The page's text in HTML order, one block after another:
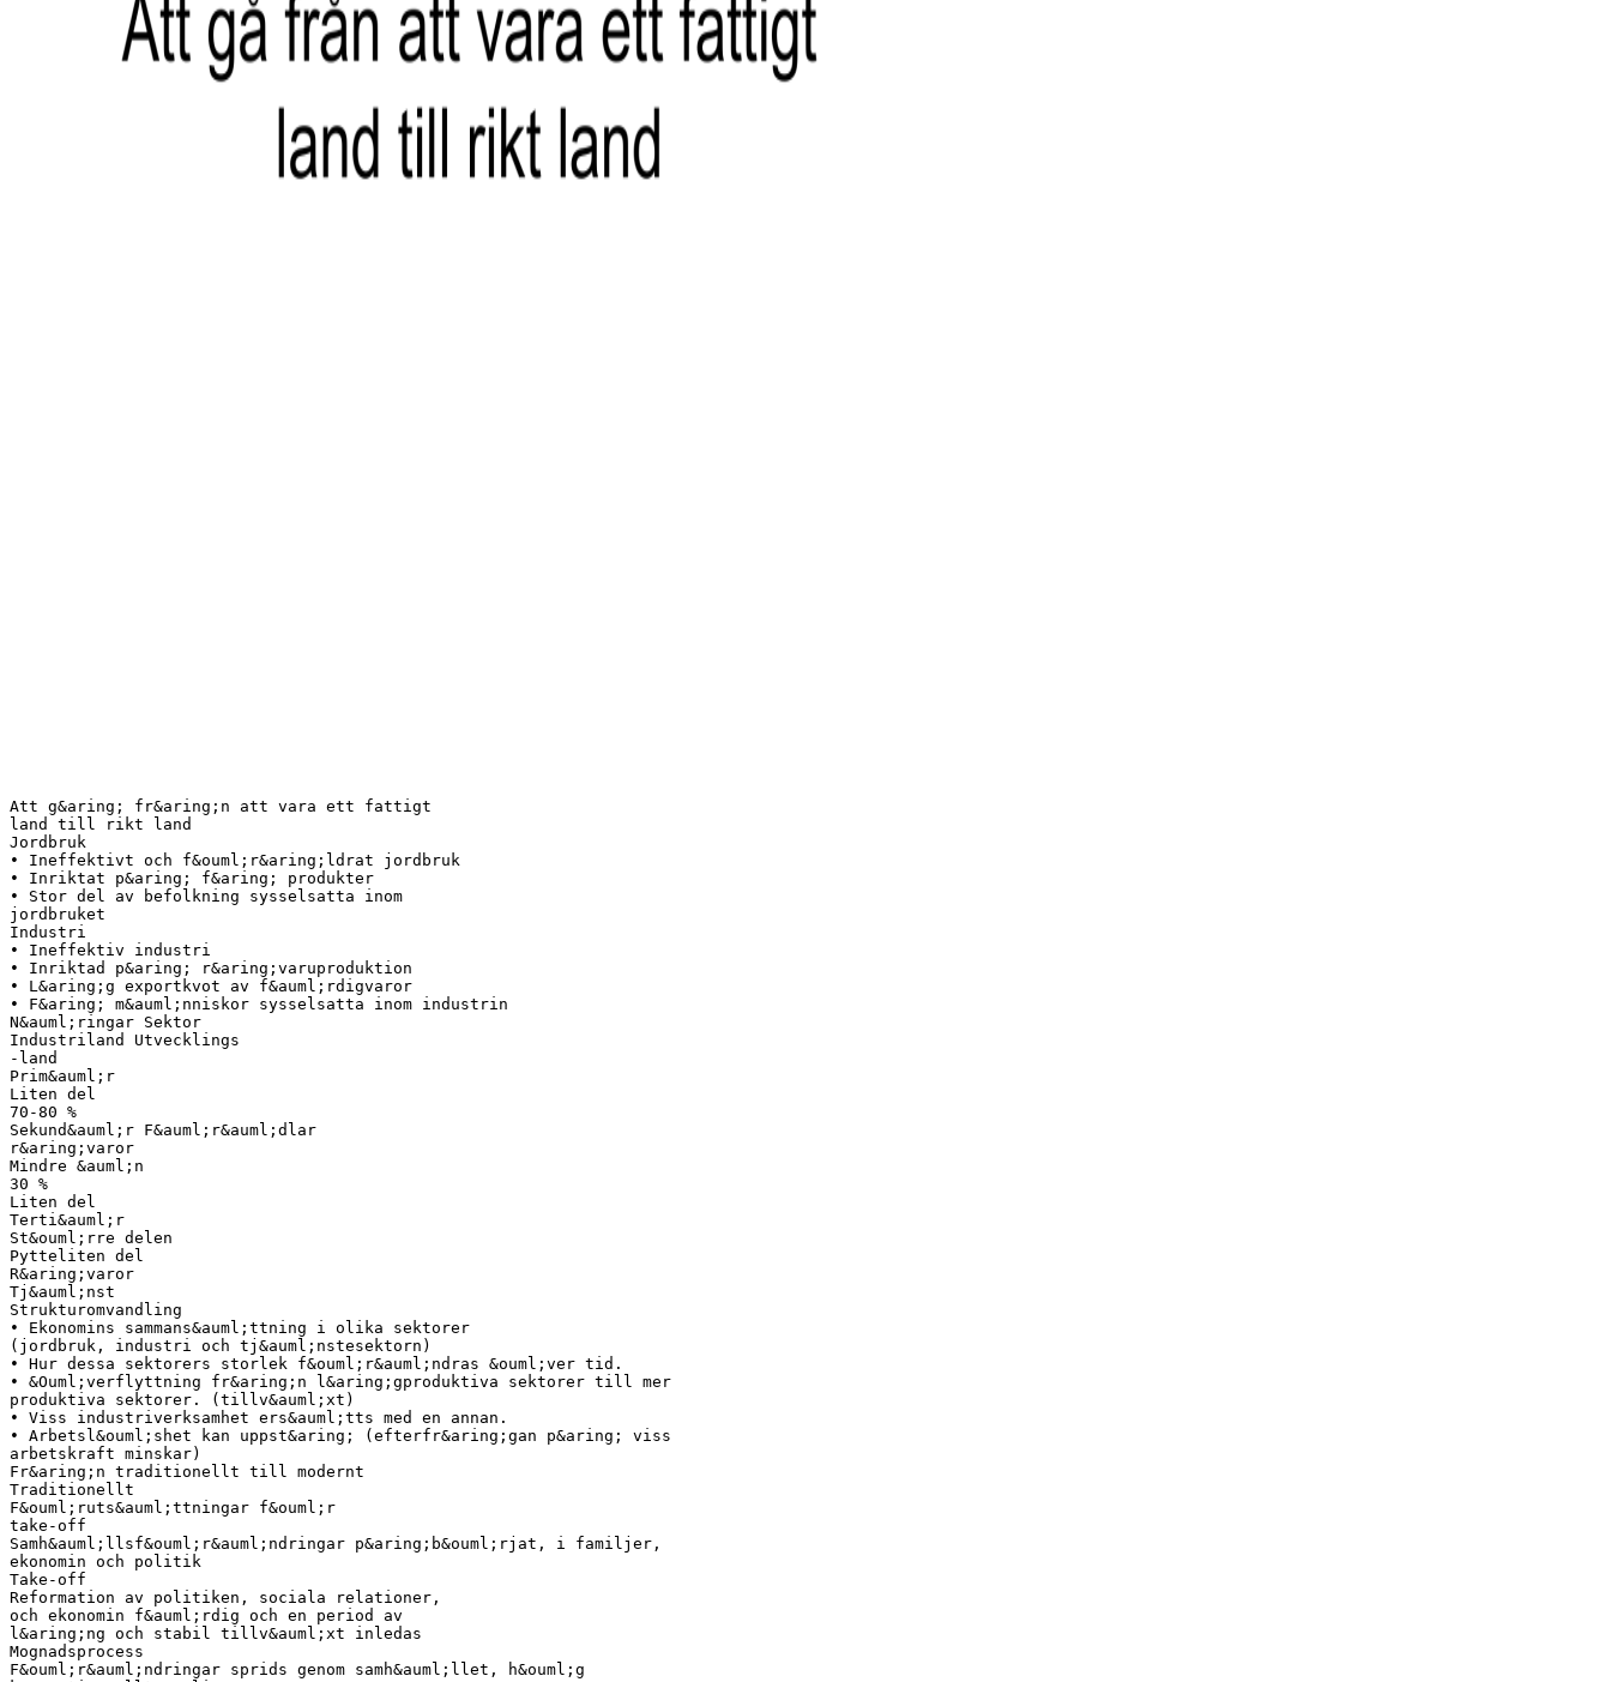
Att g&aring; fr&aring;n att vara ett fattigt
land till rikt land
Jordbruk
• Ineffektivt och f&ouml;r&aring;ldrat jordbruk
• Inriktat p&aring; f&aring; produkter
• Stor del av befolkning sysselsatta inom
jordbruket
Industri
• Ineffektiv industri
• Inriktad p&aring; r&aring;varuproduktion
• L&aring;g exportkvot av f&auml;rdigvaror
• F&aring; m&auml;nniskor sysselsatta inom industrin
N&auml;ringar Sektor
Industriland Utvecklings
-land
Prim&auml;r
Liten del
70-80 %
Sekund&auml;r F&auml;r&auml;dlar
r&aring;varor
Mindre &auml;n
30 %
Liten del
Terti&auml;r
St&ouml;rre delen
Pytteliten del
R&aring;varor
Tj&auml;nst
Strukturomvandling
• Ekonomins sammans&auml;ttning i olika sektorer
(jordbruk, industri och tj&auml;nstesektorn)
• Hur dessa sektorers storlek f&ouml;r&auml;ndras &ouml;ver tid.
• &Ouml;verflyttning fr&aring;n l&aring;gproduktiva sektorer till mer
produktiva sektorer. (tillv&auml;xt)
• Viss industriverksamhet ers&auml;tts med en annan.
• Arbetsl&ouml;shet kan uppst&aring; (efterfr&aring;gan p&aring; viss
arbetskraft minskar)
Fr&aring;n traditionellt till modernt
Traditionellt
F&ouml;ruts&auml;ttningar f&ouml;r
take-off
Samh&auml;llsf&ouml;r&auml;ndringar p&aring;b&ouml;rjat, i familjer,
ekonomin och politik
Take-off
Reformation av politiken, sociala relationer,
och ekonomin f&auml;rdig och en period av
l&aring;ng och stabil tillv&auml;xt inledas
Mognadsprocess
F&ouml;r&auml;ndringar sprids genom samh&auml;llet, h&ouml;g